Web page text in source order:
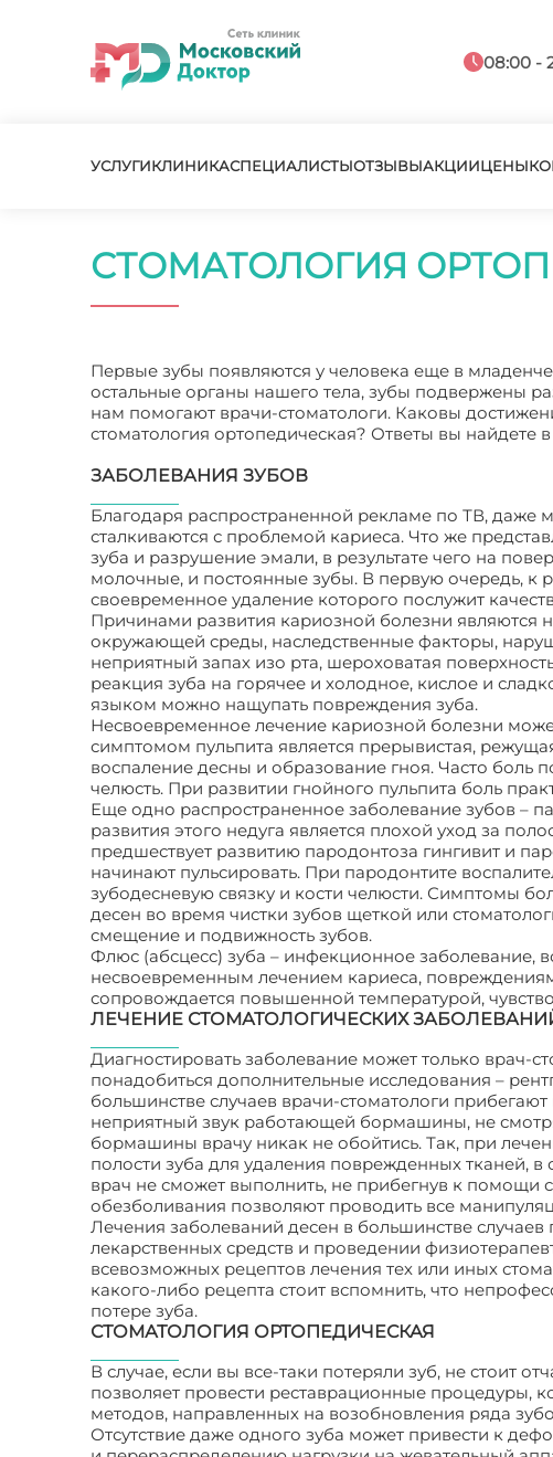
08:00 -
УСЛУГИКЛИНИКАСПЕЦИАЛИСТЫОТЗЫВЫАКЦИИЦЕНЫ
СТОМАТОЛОГИЯ
Первые зубы появляются у человека еще в
остальные органы нашего тела, зубы подвержены
нам помогают врачи-стоматологи. Каковы
стоматология ортопедическая? Ответы вы найдете
ЗАБОЛЕВАНИЯ ЗУБОВ
Благодаря распространенной рекламе по ТВ, даже
сталкиваются с проблемой кариеса. Что же
зуба и разрушение эмали, в результате чего на
молочные, и постоянные зубы. В первую очередь, к
своевременное удаление которого послужит
Причинами развития кариозной болезни являются
окружающей среды, наследственные факторы,
неприятный запах изо рта, шероховатая
реакция зуба на горячее и холодное, кислое и
языком можно нащупать повреждения зуба.
Несвоевременное лечение кариозной болезни
симптомом пульпита является прерывистая,
воспаление десны и образование гноя. Часто
челюсть. При развитии гнойного пульпита боль
Еще одно распространенное заболевание зубов –
развития этого недуга является плохой уход за
предшествует развитию пародонтоза гингивит и
начинают пульсировать. При пародонтите
зубодесневую связку и кости челюсти. Симптомы
десен во время чистки зубов щеткой или
смещение и подвижность зубов.
Флюс (абсцесс) зуба – инфекционное заболевание,
несвоевременным лечением кариеса,
сопровождается повышенной температурой,
ЛЕЧЕНИЕ СТОМАТОЛОГИЧЕСКИХ
Диагностировать заболевание может только врач-
понадобиться дополнительные исследования –
большинстве случаев врачи-стоматологи
неприятный звук работающей бормашины, не
бормашины врачу никак не обойтись. Так, при
полости зуба для удаления поврежденных тканей,
врач не сможет выполнить, не прибегнув к
обезболивания позволяют проводить все
Лечения заболеваний десен в большинстве
лекарственных средств и проведении
всевозможных рецептов лечения тех или иных
какого-либо рецепта стоит вспомнить, что
потере зуба.
СТОМАТОЛОГИЯ ОРТОПЕДИЧЕСКАЯ
В случае, если вы все-таки потеряли зуб, не стоит
позволяет провести реставрационные процедуры,
методов, направленных на возобновления ряда
Отсутствие даже одного зуба может привести к